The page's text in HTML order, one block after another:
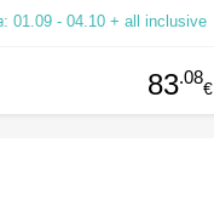
01.09 - 04.10 + all inclusive
83.08
€